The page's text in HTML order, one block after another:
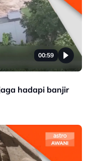
00:59
hadapi banjir